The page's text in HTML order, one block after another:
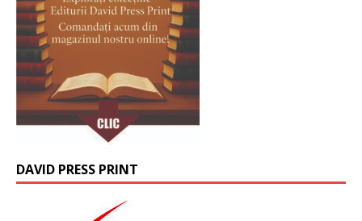
DAVID PRESS PRINT